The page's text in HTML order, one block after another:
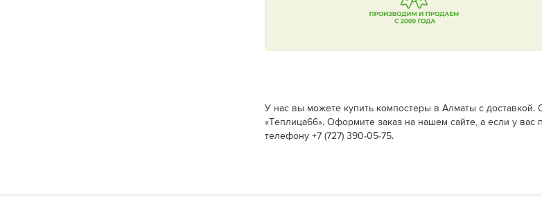
У нас вы можете купить компостеры в Алматы c
«Теплица66». Оформите заказ на нашем сайте, а если у
телефону +7 (727) 390-05-75.